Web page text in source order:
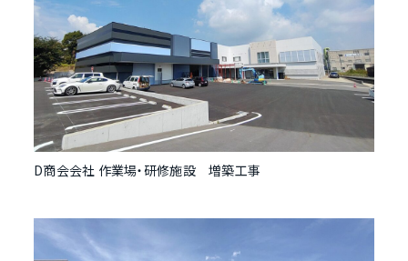
D商会会社 作業場・研修施設 増築工事